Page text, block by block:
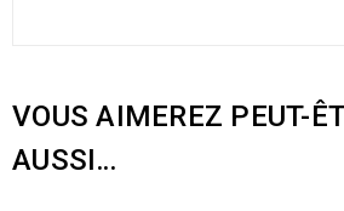
VOUS AIMEREZ PEUT-
AUSSI…